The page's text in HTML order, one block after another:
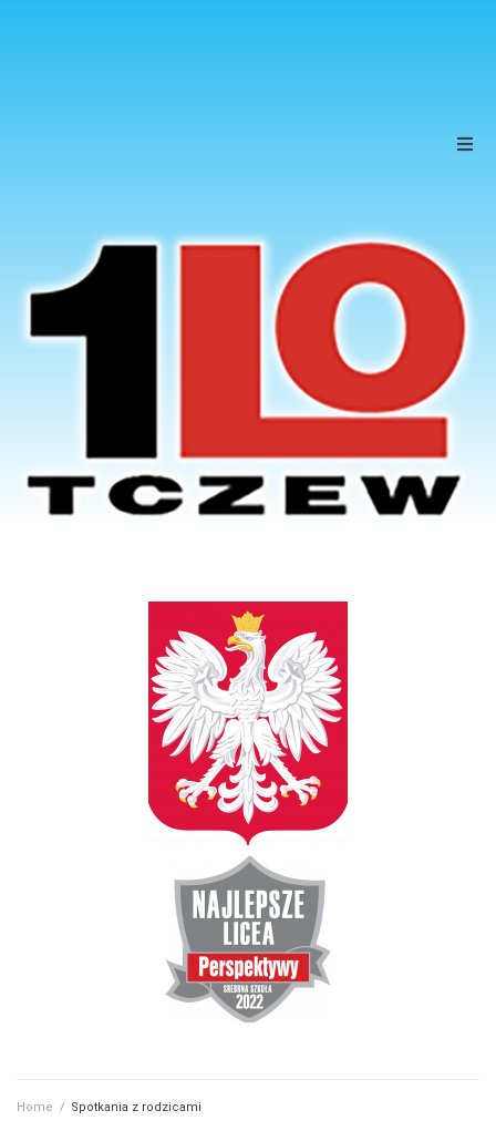
Uczniowie
Home / Spotkania z rodzicami